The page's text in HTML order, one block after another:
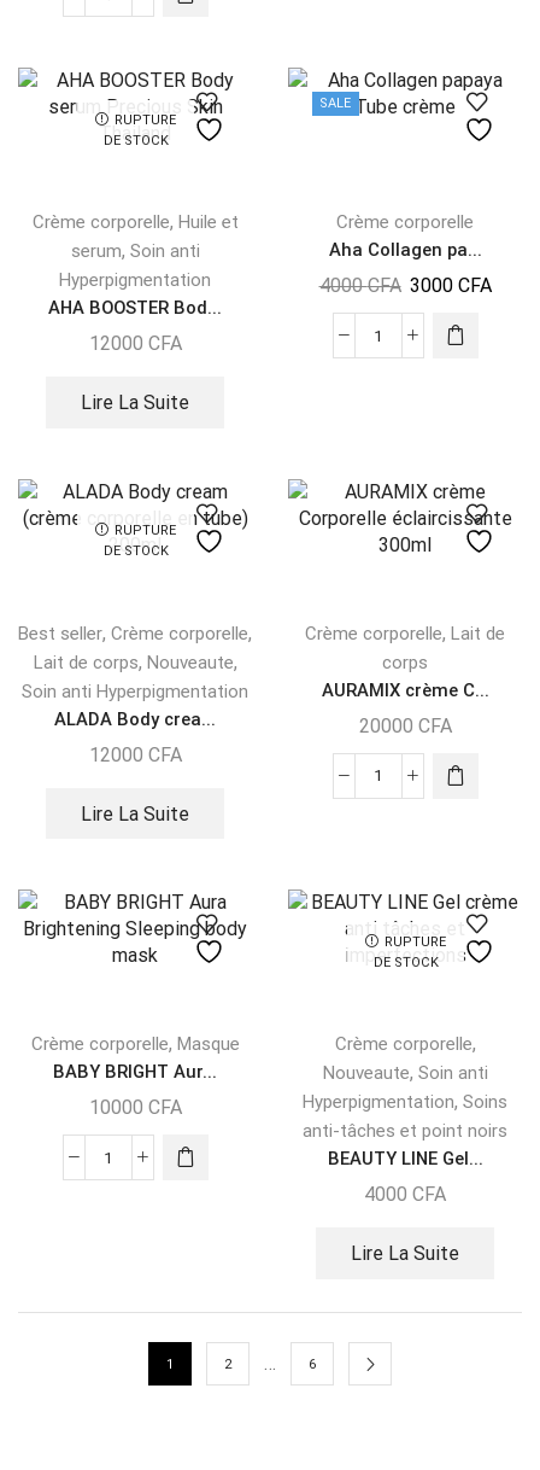
RUPTURE
DE STOCK
Crème corporelle, Huile et
serum, Soin anti
Hyperpigmentation
AHA BOOSTER Bod...
12000 CFA
Lire La Suite
SALE
Crème corporelle
Aha Collagen pa...
4000CFA 3000 CFA
RUPTURE
DE STOCK
Best seller, Crème corporelle,
Lait de corps, Nouveaute,
Soin anti Hyperpigmentation
ALADA Body crea...
12000 CFA
Lire La Suite
Crème corporelle, Lait de
corps
AURAMIX crème C...
20000 CFA
Crème corporelle, Masque
BABY BRIGHT Aur...
10000 CFA
RUPTURE
DE STOCK
Crème corporelle,
Nouveaute, Soin anti
Hyperpigmentation, Soins
anti-tâches et point noirs
BEAUTY LINE Gel...
4000 CFA
Lire La Suite
1 2 … 6